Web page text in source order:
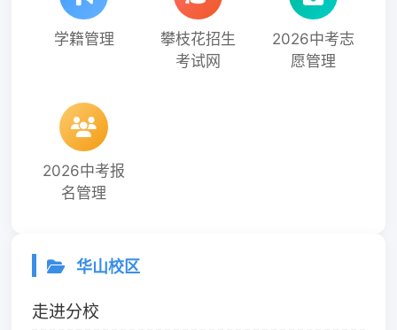
学籍管理
攀枝花招生
考试网
2026中考志
愿管理
2026中考报
名管理
华山校区
走进分校